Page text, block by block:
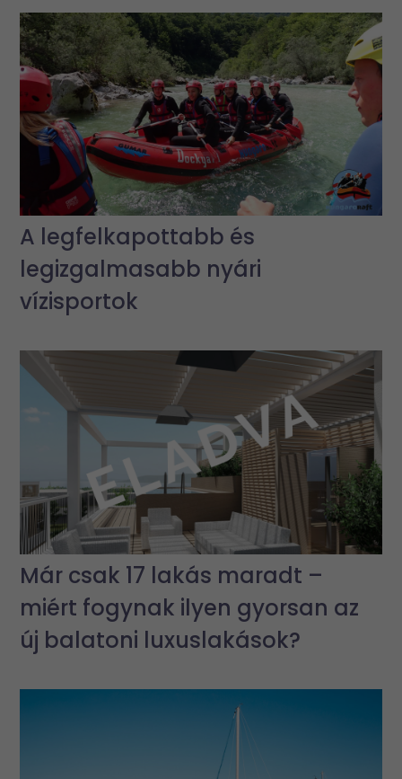
A legfelkapottabb és
legizgalmasabb nyári
vízisportok
Már csak 17 lakás maradt –
miért fogynak ilyen gyorsan az
új balatoni luxuslakások?